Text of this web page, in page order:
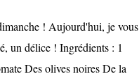
! Aujourd'hui, je vous
un délice ! Ingrédients : 1
Des olives noires De la